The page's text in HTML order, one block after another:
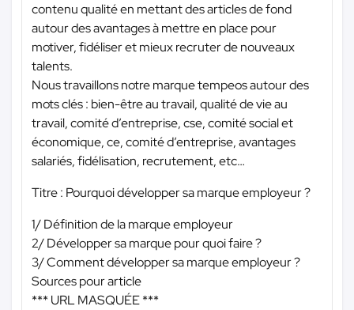
contenu qualité en mettant des articles de fond
autour des avantages à mettre en place pour
motiver, fidéliser et mieux recruter de nouveaux
talents.
Nous travaillons notre marque tempeos autour des
mots clés : bien-être au travail, qualité de vie au
travail, comité d’entreprise, cse, comité social et
économique, ce, comité d’entreprise, avantages
salariés, fidélisation, recrutement, etc…
Titre : Pourquoi développer sa marque employeur ?
1/ Définition de la marque employeur
2/ Développer sa marque pour quoi faire ?
3/ Comment développer sa marque employeur ?
Sources pour article
*** URL MASQUÉE ***